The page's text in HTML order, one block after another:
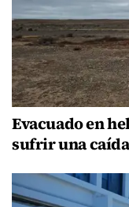
Evacuado en
sufrir una